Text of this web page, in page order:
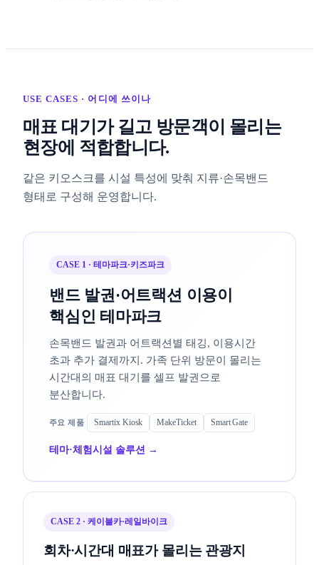
USE CASES · 어디에 쓰이나
매표 대기가 길고 방문객이 몰리는
현장에 적합합니다.
같은 키오스크를 시설 특성에 맞춰 지류·손목밴드
형태로 구성해 운영합니다.
CASE 1 · 테마파크·키즈파크
밴드 발권·어트랙션 이용이
핵심인 테마파크
손목밴드 발권과 어트랙션별 태깅, 이용시간
초과 추가 결제까지. 가족 단위 방문이 몰리는
시간대의 매표 대기를 셀프 발권으로
분산합니다.
Smartix Kiosk MakeTicket Smart Gate
테마·체험시설 솔루션 →
CASE 2 · 케이블카·레일바이크
회차·시간대 매표가 몰리는 관광지